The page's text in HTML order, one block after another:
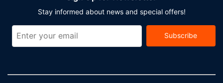
Stay informed about news and special offers!
Subscribe